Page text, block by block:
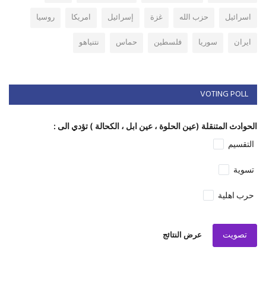
اسرائيل
حزب الله غزة إسرائيل امريكا
روسيا
ايران
سوريا فلسطين حماس نتنياهو
VOTING POLL
الحوادث المتنقلة (عين الحلوة ، عين ابل ، الكحالة ) تؤدي الى :
التقسيم
تسوية
حرب اهلية
تصويت عرض النتائج